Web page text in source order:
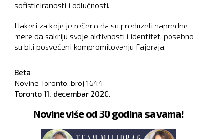
sofisticiranosti i odlučnosti.
Hakeri za koje je rečeno da su preduzeli napredne
mere da sakriju svoje aktivnosti i identitet, posebno
su bili posvećeni kompromitovanju Fajeraja.
Beta
Novine Toronto, broj 1644
Toronto 11. decembar 2020.
Novine više od 30 godina sa vama!